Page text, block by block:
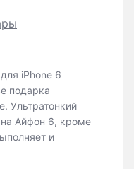
iPhone 6
подарка
Ультратонкий
Айфон 6, кроме
и